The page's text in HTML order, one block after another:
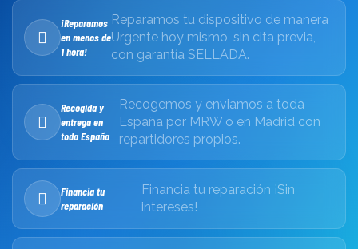
¡Reparamos
en menos de
1 hora!
Reparamos tu dispositivo de manera
Urgente hoy mismo, sin cita previa,
con garantía SELLADA.
Recogida y
entrega en
toda España
Recogemos y enviamos a toda
España por MRW o en Madrid con
repartidores propios.
Financia tu
reparación
Financia tu reparación ¡Sin
intereses!